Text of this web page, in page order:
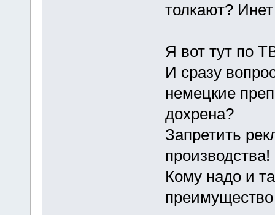
толкают?
Я вот тут по
И сразу
немецкие
дохрена?
Запретить
производства!
Кому надо и